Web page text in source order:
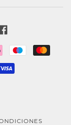
KLARNA MAESTRO